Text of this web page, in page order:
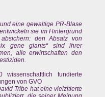
eine gewaltige PR-Blase
sie im Hintergrund
den Absatz von
gene giants“ sind ihrer
alle erwirtschaften den
fundierte
von GVO
Tribe hat eine vielzitierte